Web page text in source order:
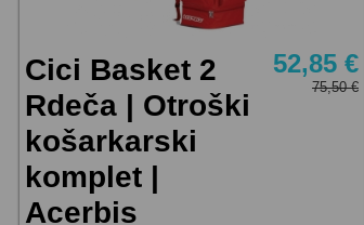
Cici Basket 2
Rdeča | Otroški
košarkarski
komplet |
Acerbis
52,85 €
75,50 €